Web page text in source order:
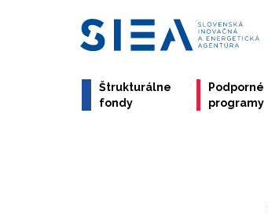
Štrukturálne
fondy
Podporné
programy